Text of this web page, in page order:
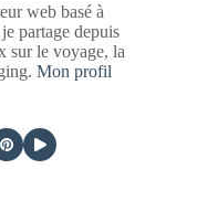
web basé à
partage depuis
sur le voyage, la
Mon profil